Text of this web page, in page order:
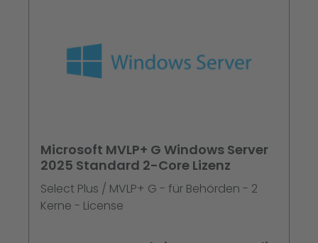
Microsoft MVLP+ G Windows Server
2025 Standard 2-Core Lizenz
Select Plus / MVLP+ G - für Behörden - 2
Kerne - License